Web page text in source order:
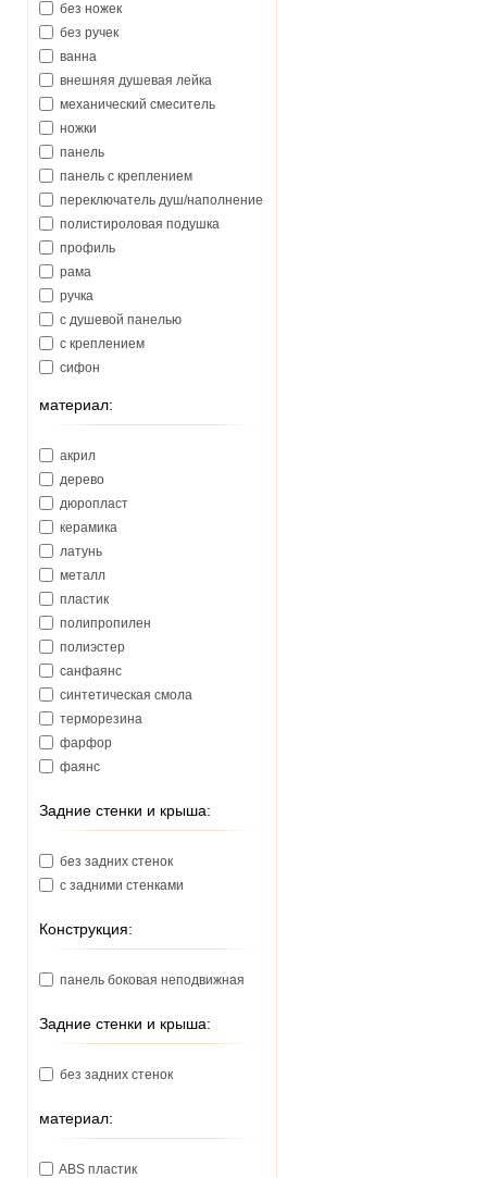
Gustavsberg (Швеция)
Hansa (Германия)
Hansgrohe (Германия)
Huppe (Германия)
Ideal Standart (Германия)
Ido (Финляндия)
Jacuzzi (Италия)
Kaldewei (Германия)
Keramag (Германия)
Kerasan (Италия)
Kermi (Германия)
Kludi (Германия)
Kolo (Польша)
Laufen (Австрия)
Oras (Финляндия)
Paffoni (Италия)
Primera (Италия)
RIHO (Чехия)
без ножек
без ручек
ванна
внешняя душевая лейка
механический смеситель
ножки
панель
панель с креплением
переключатель душ/наполнение
полистироловая подушка
профиль
рама
ручка
с душевой панелью
с креплением
сифон
слив-перелив
шторка
материал:
акрил
дерево
дюропласт
керамика
латунь
металл
пластик
полипропилен
полиэстер
санфаянс
синтетическая смола
терморезина
фарфор
фаянс
Задние стенки и крыша:
без задних стенок
с задними стенками
Конструкция:
панель боковая неподвижная
Задние стенки и крыша:
без задних стенок
материал:
ABS пластик